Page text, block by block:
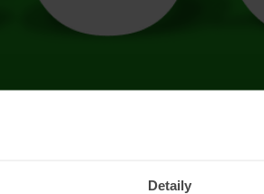
Detaily
se